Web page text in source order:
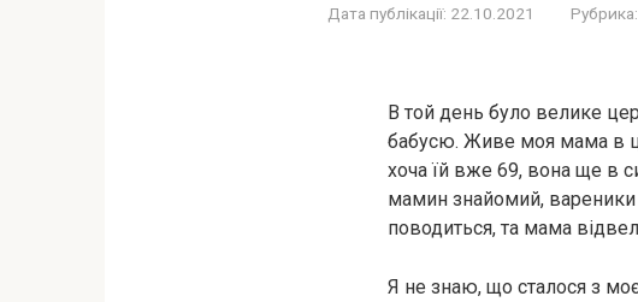
Дата публікації: 22.10.2021 Рубрика:
В той день було велике
бабусю. Живе моя мама в
хоча їй вже 69, вона ще в
мамин знайомий,
поводиться, та мама
Я не знаю, що сталося з